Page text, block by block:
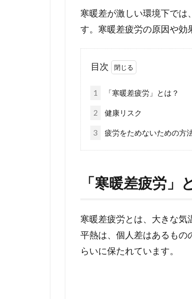
寒暖差が激しい環境下では
す。寒暖差疲労の原因や効
目次
1 「寒暖差疲労」とは？
2 健康リスク
3 疲労をためないための方
「寒暖差疲労」
寒暖差疲労とは、大きな
平熱は、個人差はあるもの
らいに保たれています。